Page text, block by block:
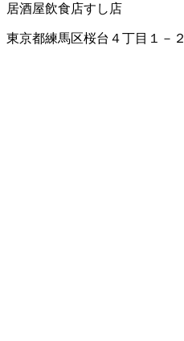
居酒屋飲食店すし店
東京都練馬区桜台４丁目１－２